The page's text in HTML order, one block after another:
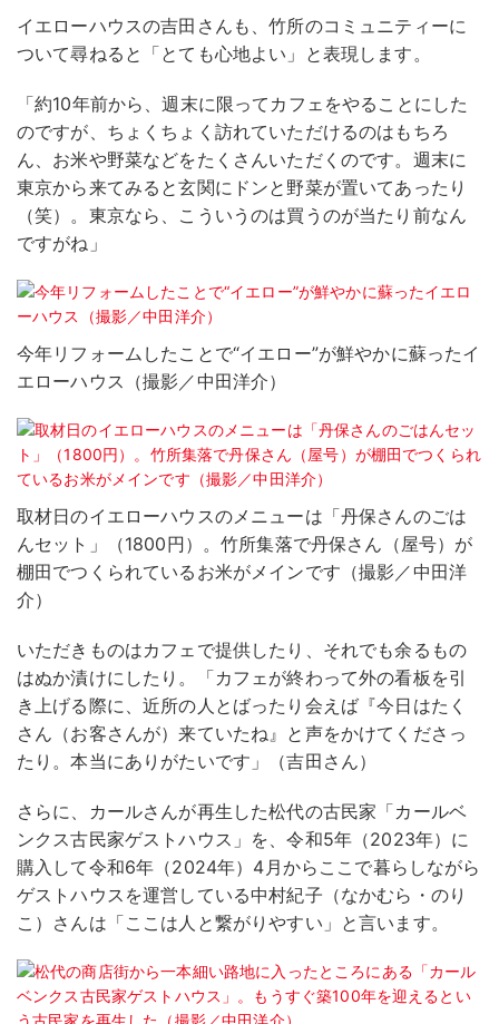
イエローハウスの吉田さんも、竹所のコミュニティーに
ついて尋ねると「とても心地よい」と表現します。
「約10年前から、週末に限ってカフェをやることにした
のですが、ちょくちょく訪れていただけるのはもちろ
ん、お米や野菜などをたくさんいただくのです。週末に
東京から来てみると玄関にドンと野菜が置いてあったり
（笑）。東京なら、こういうのは買うのが当たり前なん
ですがね」
今年リフォームしたことで“イエロー”が鮮やかに蘇ったイ
エローハウス（撮影／中田洋介）
取材日のイエローハウスのメニューは「丹保さんのごは
んセット」（1800円）。竹所集落で丹保さん（屋号）が
棚田でつくられているお米がメインです（撮影／中田洋
介）
いただきものはカフェで提供したり、それでも余るもの
はぬか漬けにしたり。「カフェが終わって外の看板を引
き上げる際に、近所の人とばったり会えば『今日はたく
さん（お客さんが）来ていたね』と声をかけてくださっ
たり。本当にありがたいです」（吉田さん）
さらに、カールさんが再生した松代の古民家「カールベ
ンクス古民家ゲストハウス」を、令和5年（2023年）に
購入して令和6年（2024年）4月からここで暮らしながら
ゲストハウスを運営している中村紀子（なかむら・のり
こ）さんは「ここは人と繋がりやすい」と言います。